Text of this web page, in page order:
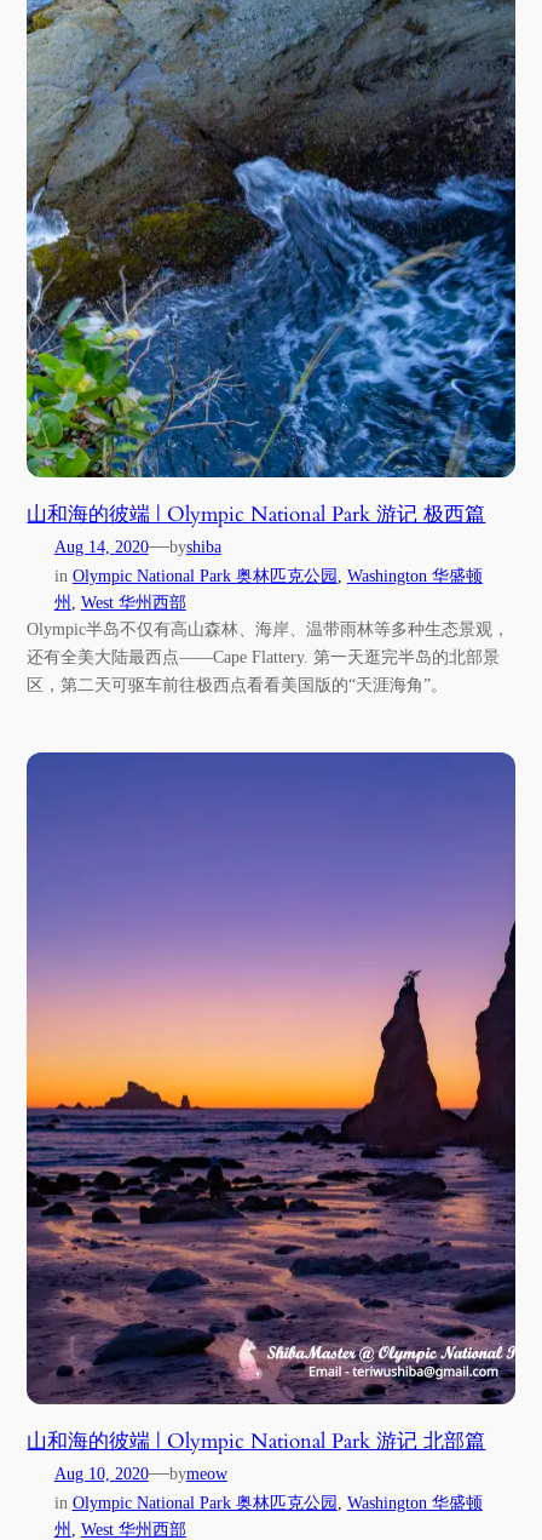
山和海的彼端 | Olympic National Park 游记 极西篇
Aug 14, 2020—byshiba
in Olympic National Park 奥林匹克公园
Washington 华盛顿
州
West 华州西部
Olympic半岛不仅有高山森林、海岸、温带雨林等多种生态景观，
还有全美大陆最西点——Cape Flattery. 第一天逛完半岛的北部景
区，第二天可驱车前往极西点看看美国版的“天涯海角”。
山和海的彼端 | Olympic National Park 游记 北部篇
Aug 10, 2020—bymeow
in Olympic National Park 奥林匹克公园
Washington 华盛顿
州
West 华州西部